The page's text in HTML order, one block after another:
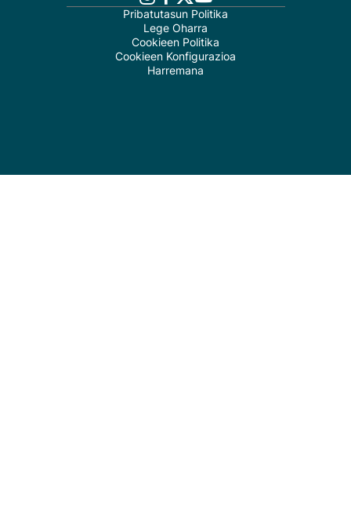
Pribatutasun Politika
Lege Oharra
Cookieen Politika
Cookieen Konfigurazioa
Harremana